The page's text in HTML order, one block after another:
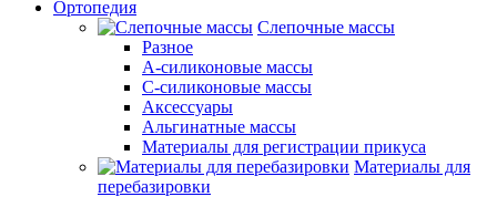
Ортопедия
Слепочные массы
Разное
А-силиконовые массы
С-силиконовые массы
Аксессуары
Альгинатные массы
Материалы для регистрации прикуса
Материалы для
перебазировки